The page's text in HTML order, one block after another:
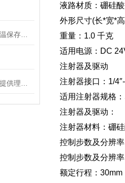
液路材质：硼硅
外形尺寸(长*宽*
重量：1.0 千克
适用电源：DC
注射器及驱动
注射器接口：1/
适用注射器规格
注射器及驱动：
注射器材料：硼
控制步数及分辨
控制步数及分辨
额定行程：30mm